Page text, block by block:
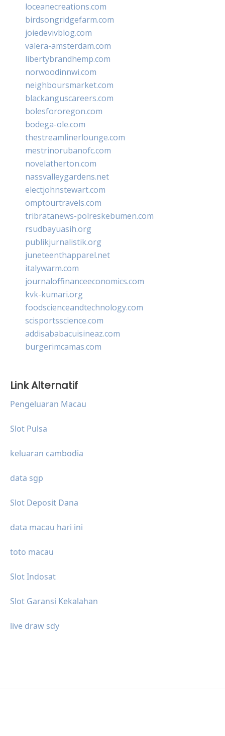
loceanecreations.com
birdsongridgefarm.com
joiedevivblog.com
valera-amsterdam.com
libertybrandhemp.com
norwoodinnwi.com
neighboursmarket.com
blackanguscareers.com
bolesfororegon.com
bodega-ole.com
thestreamlinerlounge.com
mestrinorubanofc.com
novelatherton.com
nassvalleygardens.net
electjohnstewart.com
omptourtravels.com
tribratanews-polreskebumen.com
rsudbayuasih.org
publikjurnalistik.org
juneteenthapparel.net
italywarm.com
journaloffinanceeconomics.com
kvk-kumari.org
foodscienceandtechnology.com
scisportsscience.com
addisababacuisineaz.com
burgerimcamas.com
Link Alternatif
Pengeluaran Macau
Slot Pulsa
keluaran cambodia
data sgp
Slot Deposit Dana
data macau hari ini
toto macau
Slot Indosat
Slot Garansi Kekalahan
live draw sdy